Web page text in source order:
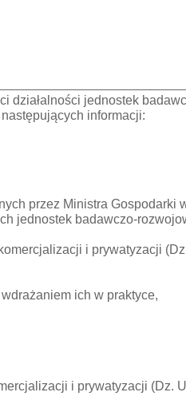
działalności jednostek
informacji:
przez Ministra Gospodarki
jednostek badawczo-
i prywatyzacji
ich w praktyce,
i prywatyzacji (Dz.